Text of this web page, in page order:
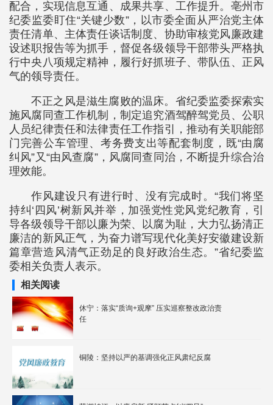
配合，实现信息互通、成果共享、工作提升。亳州市
纪委监委盯住“关键少数”，以市委全面从严治党主体
责任清单、主体责任谈话制度、协助审核党风廉政建
设述职报告等为抓手，督促各级领导干部带头严格执
行中央八项规定精神，履行好抓班子、带队伍、正风
气的领导责任。
不正之风是滋生腐败的温床。省纪委监委探索实
施风腐同查工作机制，制定追究酒驾醉驾党员、公职
人员纪律责任和法律责任工作指引，推动有关职能部
门完善公车管理、考务费支出等配套制度，既“由腐
纠风”又“由风查腐”，风腐同查同治，不断提升综合治
理效能。
作风建设只有进行时、没有完成时。“我们将坚
持纠‘四风’树新风并举，加强党性党风党纪教育，引
导各级领导干部以廉为荣、以腐为耻，大力弘扬清正
廉洁的新风正气，为奋力谱写现代化美好安徽建设新
篇章营造风清气正劲足的良好政治生态。”省纪委监
委相关负责人表示。
相关阅读
休宁：落实“质询+观摩” 压实巡察整改政治责
任
铜陵：坚持以严的基调强化正风肃纪反腐